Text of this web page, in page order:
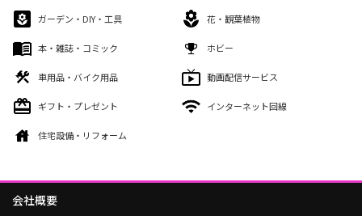
ガーデン・DIY・工具 花・観葉植物
本・雑誌・コミック ホビー
車用品・バイク用品 動画配信サービス
ギフト・プレゼント インターネット回線
住宅設備・リフォーム
会社概要